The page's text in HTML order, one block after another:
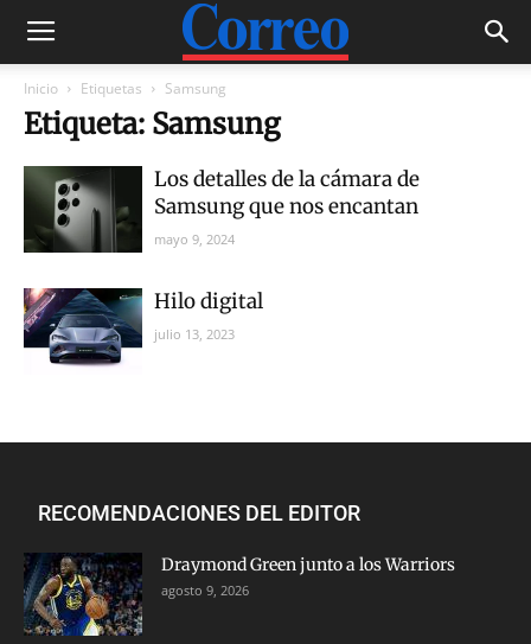
Inicio Etiquetas Samsung
Etiqueta: Samsung
Los detalles de la cámara de
Samsung que nos encantan
mayo 9, 2024
Hilo digital
julio 13, 2023
RECOMENDACIONES DEL EDITOR
Draymond Green junto a los Warriors
agosto 9, 2026